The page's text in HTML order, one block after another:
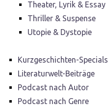
Theater, Lyrik & Essay
Thriller & Suspense
Utopie & Dystopie
Kurzgeschichten-Specials
Literaturwelt-Beiträge
Podcast nach Autor
Podcast nach Genre